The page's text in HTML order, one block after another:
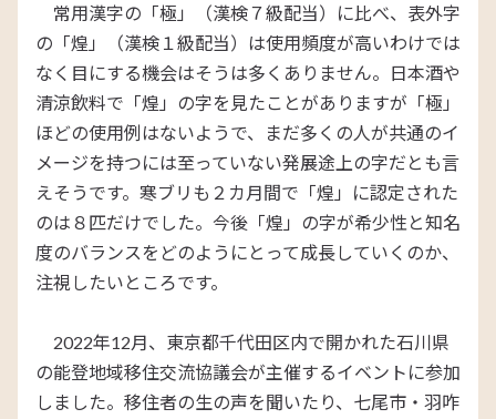
常用漢字の「極」（漢検７級配当）に比べ、表外字
の「煌」（漢検１級配当）は使用頻度が高いわけでは
なく目にする機会はそうは多くありません。日本酒や
清涼飲料で「煌」の字を見たことがありますが「極」
ほどの使用例はないようで、まだ多くの人が共通のイ
メージを持つには至っていない発展途上の字だとも言
えそうです。寒ブリも２カ月間で「煌」に認定された
のは８匹だけでした。今後「煌」の字が希少性と知名
度のバランスをどのようにとって成長していくのか、
注視したいところです。
2022年12月、東京都千代田区内で開かれた石川県
の能登地域移住交流協議会が主催するイベントに参加
しました。移住者の生の声を聞いたり、七尾市・羽咋